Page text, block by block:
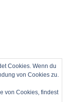
Cookies. Wenn du
von Cookies zu.
von Cookies, findest